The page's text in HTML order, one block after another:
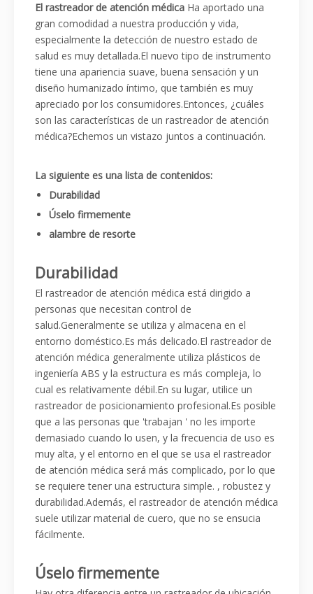
El rastreador de atención médica Ha aportado una
gran comodidad a nuestra producción y vida,
especialmente la detección de nuestro estado de
salud es muy detallada.El nuevo tipo de instrumento
tiene una apariencia suave, buena sensación y un
diseño humanizado íntimo, que también es muy
apreciado por los consumidores.Entonces, ¿cuáles
son las características de un rastreador de atención
médica?Echemos un vistazo juntos a continuación.
La siguiente es una lista de contenidos:
Durabilidad
Úselo firmemente
alambre de resorte
Durabilidad
El rastreador de atención médica está dirigido a
personas que necesitan control de
salud.Generalmente se utiliza y almacena en el
entorno doméstico.Es más delicado.El rastreador de
atención médica generalmente utiliza plásticos de
ingeniería ABS y la estructura es más compleja, lo
cual es relativamente débil.En su lugar, utilice un
rastreador de posicionamiento profesional.Es posible
que a las personas que 'trabajan ' no les importe
demasiado cuando lo usen, y la frecuencia de uso es
muy alta, y el entorno en el que se usa el rastreador
de atención médica será más complicado, por lo que
se requiere tener una estructura simple. , robustez y
durabilidad.Además, el rastreador de atención médica
suele utilizar material de cuero, que no se ensucia
fácilmente.
Úselo firmemente